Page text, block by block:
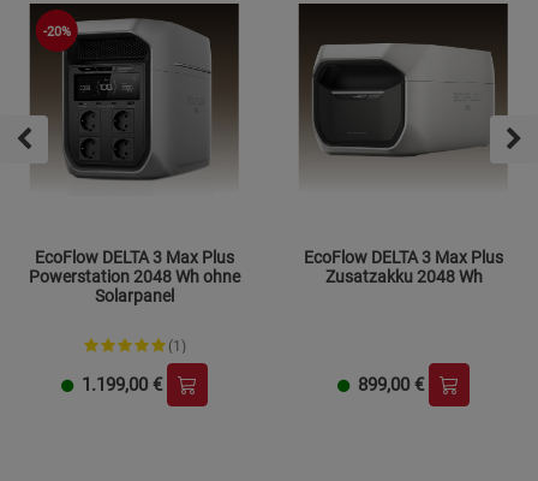
-20%
EcoFlow DELTA 3 Max Plus
Powerstation 2048 Wh ohne
Solarpanel
(1)
1.199,00 €
EcoFlow DELTA 3 Max Plus
Zusatzakku 2048 Wh
899,00 €